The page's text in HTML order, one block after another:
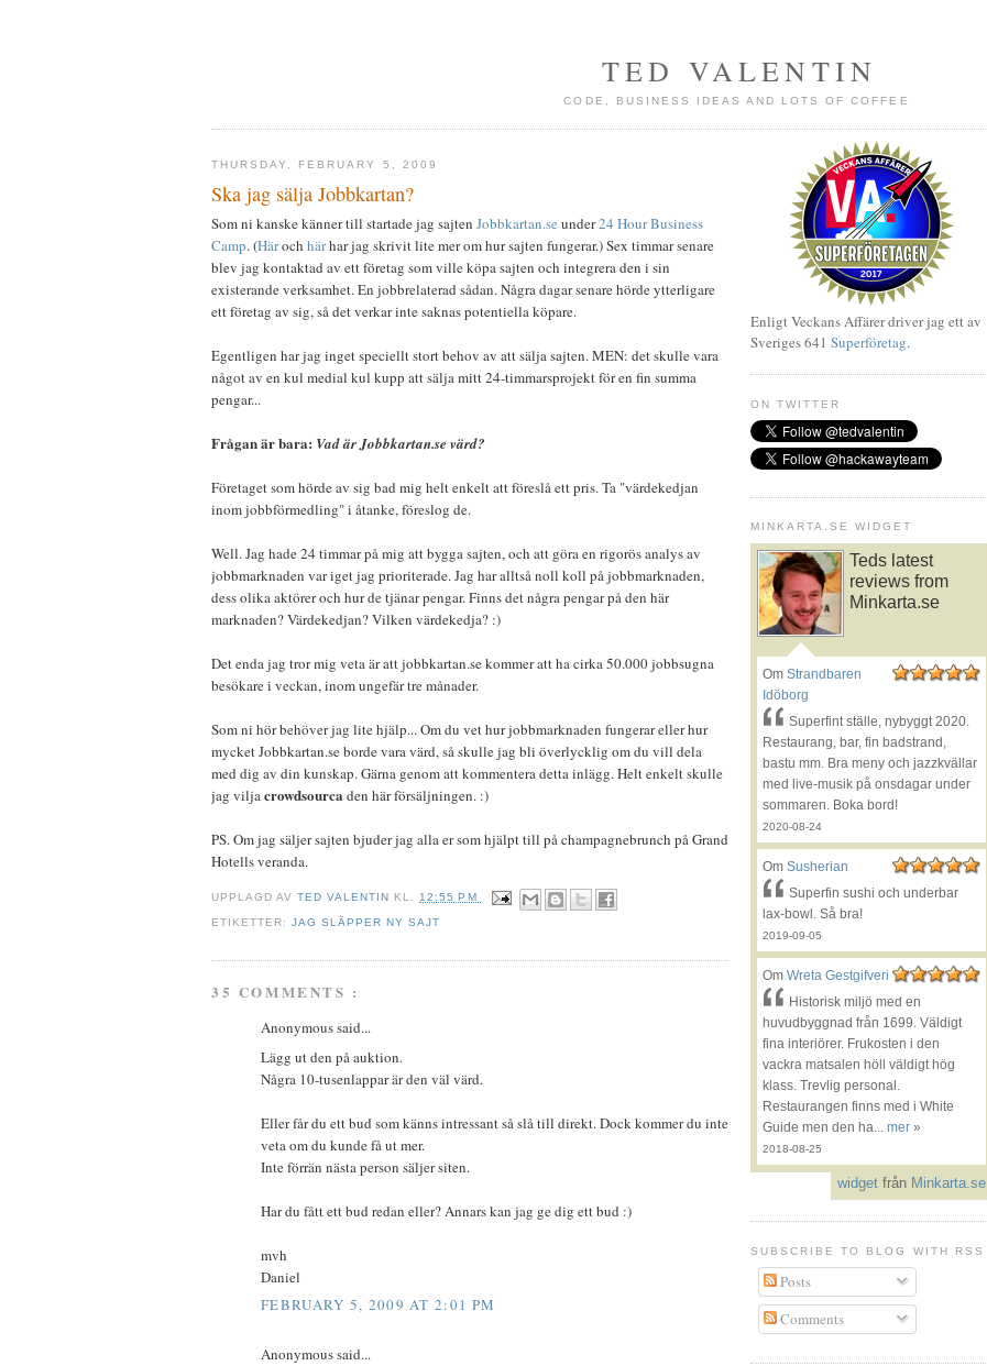
TED VALENTIN
CODE, BUSINESS IDEAS AND LOTS OF COFFEE
THURSDAY, FEBRUARY 5, 2009
Ska jag sälja Jobbkartan?
Som ni kanske känner till startade jag sajten Jobbkartan.se under24 Hour Business
Camp. (Häroch härhar jag skrivit lite mer om hur sajten fungerar.) Sex timmar senare
blev jag kontaktad av ett företag som ville köpa sajten och integrera den i sin
existerande verksamhet. En jobbrelaterad sådan. Några dagar senare hörde ytterligare
ett företag av sig, så det verkar inte saknas potentiella köpare.
Egentligen har jag inget speciellt stort behov av att sälja sajten. MEN: det skulle vara
något av en kul medial kul kupp att sälja mitt 24-timmarsprojekt för en fin summa
pengar...
Frågan är bara: Vad är Jobbkartan.se värd?
Företaget som hörde av sig bad mig helt enkelt att föreslå ett pris. Ta "värdekedjan
inom jobbförmedling" i åtanke, föreslog de.
Well. Jag hade 24 timmar på mig att bygga sajten, och att göra en rigorös analys av
jobbmarknaden var iget jag prioriterade. Jag har alltså noll koll på jobbmarknaden,
dess olika aktörer och hur de tjänar pengar. Finns det några pengar på den här
marknaden? Värdekedjan? Vilken värdekedja? :)
Det enda jag tror mig veta är att jobbkartan.se kommer att ha cirka 50.000 jobbsugna
besökare i veckan, inom ungefär tre månader.
Som ni hör behöver jag lite hjälp... Om du vet hur jobbmarknaden fungerar eller hur
mycket Jobbkartan.se borde vara värd, så skulle jag bli överlycklig om du vill dela
med dig av din kunskap. Gärna genom att kommentera detta inlägg. Helt enkelt skulle
jag viljacrowdsourca den här försäljningen. :)
PS. Om jag säljer sajten bjuder jag alla er som hjälpt till på champagnebrunch på Grand
Hotells veranda.
UPPLAGD AVTED VALENTIN KL.12:55 PM
ETIKETTER:JAG SLÄPPER NY SAJT
35 COMMENTS :
Anonymous said...
Lägg ut den på auktion.
Några 10-tusenlappar är den väl värd.
Eller får du ett bud som känns intressant så slå till direkt. Dock kommer du inte
veta om du kunde få ut mer.
Inte förrän nästa person säljer siten.
Har du fått ett bud redan eller? Annars kan jag ge dig ett bud :)
mvh
Daniel
FEBRUARY 5, 2009 AT 2:01 PM
Anonymous said...
Enligt Veckans Affärer driver jag ett av
Sveriges 641 Superföretag.
ON TWITTER
MINKARTA.SE WIDGET
Teds latest
reviews from
Minkarta.se
Om Strandbaren
Idöborg
Superfint ställe, nybyggt 2020.
Restaurang, bar, fin badstrand,
bastu mm. Bra meny och jazzkvällar
med live-musik på onsdagar under
sommaren. Boka bord!
2020-08-24
Om Susherian
Superfin sushi och underbar
lax-bowl. Så bra!
2019-09-05
Om Wreta Gestgifveri
Historisk miljö med en
huvudbyggnad från 1699. Väldigt
fina interiörer. Frukosten i den
vackra matsalen höll väldigt hög
klass. Trevlig personal.
Restaurangen finns med i White
Guide men den ha... mer »
2018-08-25
widget från Minkarta.se
SUBSCRIBE TO BLOG WITH RSS
Posts
Comments